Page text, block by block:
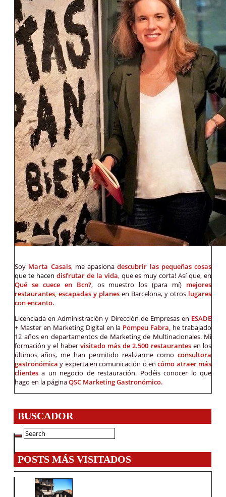
Soy Marta Casals, me apasionadescubrir las pequeñas cosas
que te hacen disfrutar de la vida,que es muy corta! Así que, en
Qué se cuece en Bcn?, os muestro los (para mí) mejores
restaurantes, escapadas y planes en Barcelona, y otros lugares
con encanto.
Licenciada en Administración y Dirección de Empresas en ESADE
+ Master en Marketing Digital en la Pompeu Fabra, he trabajado
12 años en departamentos de Marketing de Multinacionales. Mi
formación y el haber visitado más de 2.500 restaurantes en los
últimos años, me han permitido realizarme como consultora
gastronómicay experta en comunicación o encómo atraer más
clientes a un negocio de restauración. Podéis conocer lo que
hago en la páginaQSC Marketing Gastronómico.
BUSCADOR
POSTS MÁS VISITADOS